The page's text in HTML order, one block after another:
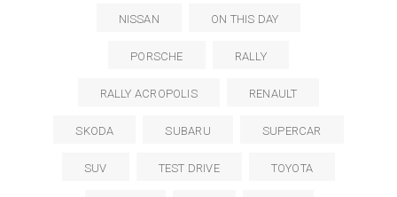
NISSAN ON THIS DAY
PORSCHE RALLY
RALLY ACROPOLIS RENAULT
SKODA SUBARU SUPERCAR
SUV TEST DRIVE TOYOTA